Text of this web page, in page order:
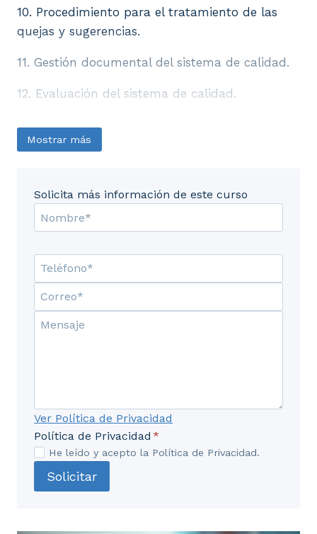
10. Procedimiento para el tratamiento de las
quejas y sugerencias.
11. Gestión documental del sistema de calidad.
12. Evaluación del sistema de calidad.
Mostrar más
Solicita más información de este curso
Ver Política de Privacidad
Política de Privacidad *
He leído y acepto la Política de Privacidad.
Solicitar